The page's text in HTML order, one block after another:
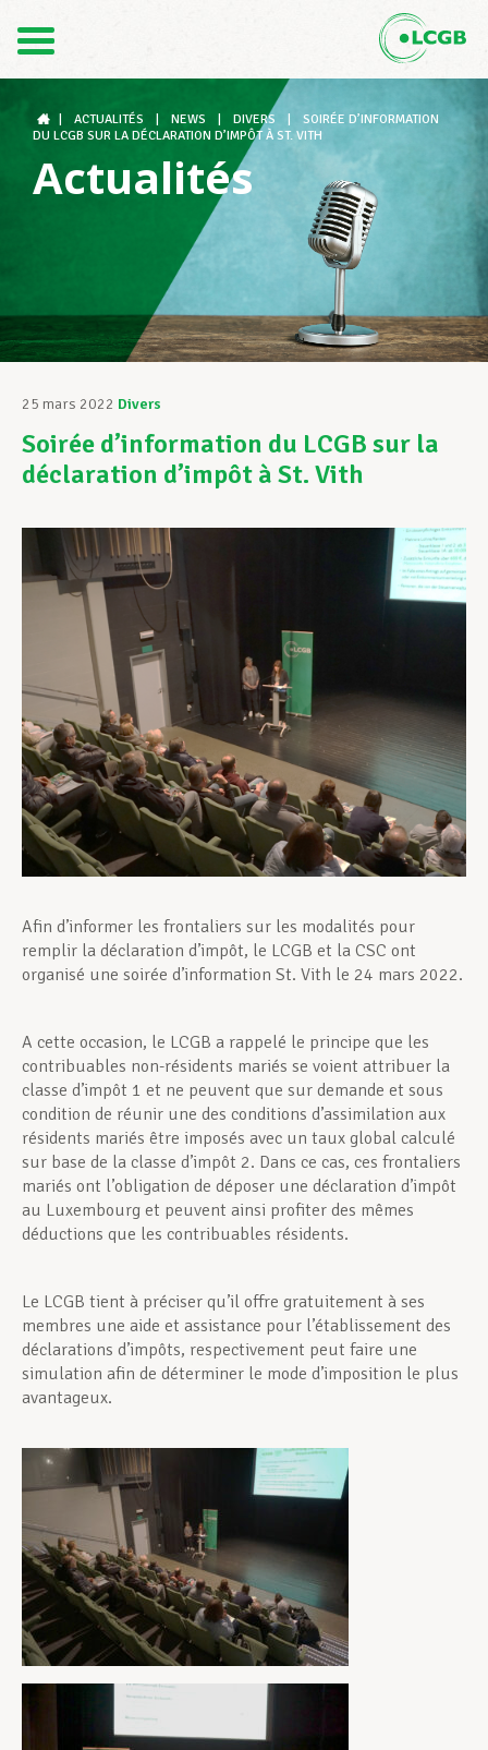
DE
Le LCGB
Structures syndicales
Assistance au Travail
Vos droits
Assistance en vie privée
Développement professionnel
Devenir Membre
Actualités
ACTUALITÉS NEWS DIVERS
SOIRÉE D’INFORMATION
DU LCGB SUR LA DÉCLARATION D’IMPÔT À ST. VITH
Actualités
25 mars 2022 Divers
Soirée d’information du LCGB sur la
déclaration d’impôt à St. Vith
Afin d’informer les frontaliers sur les modalités pour
remplir la déclaration d’impôt, le LCGB et la CSC ont
organisé une soirée d’information St. Vith le 24 mars 2022.
A cette occasion, le LCGB a rappelé le principe que les
contribuables non-résidents mariés se voient attribuer la
classe d’impôt 1 et ne peuvent que sur demande et sous
condition de réunir une des conditions d’assimilation aux
résidents mariés être imposés avec un taux global calculé
sur base de la classe d’impôt 2. Dans ce cas, ces frontaliers
mariés ont l’obligation de déposer une déclaration d’impôt
au Luxembourg et peuvent ainsi profiter des mêmes
déductions que les contribuables résidents.
Le LCGB tient à préciser qu’il offre gratuitement à ses
membres une aide et assistance pour l’établissement des
déclarations d’impôts, respectivement peut faire une
simulation afin de déterminer le mode d’imposition le plus
avantageux.